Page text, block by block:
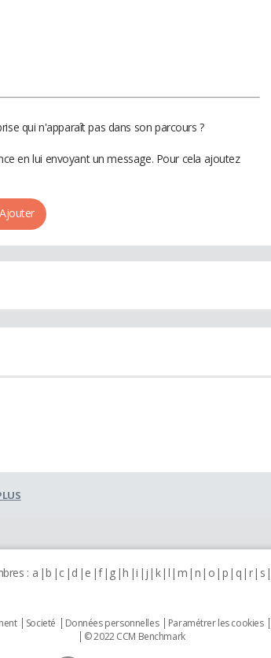
qui n'apparaît pas dans son parcours ?
en lui envoyant un message. Pour cela ajoutez
Ajouter
: a b c d e f g h i j k l m n o p q r s
Societé Données personnelles Paramétrer les cookies
© 2022 CCM Benchmark